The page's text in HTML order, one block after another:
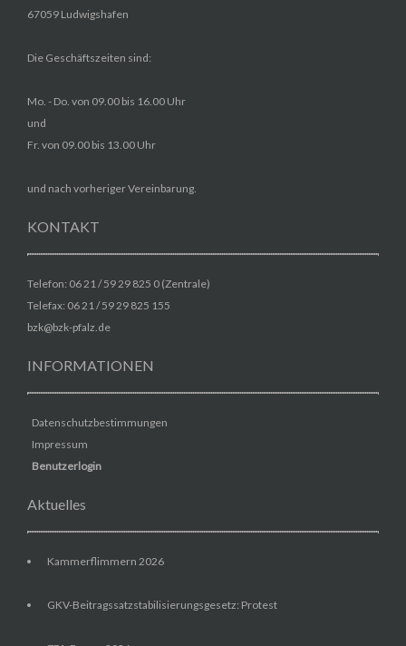
67059 Ludwigshafen
Die Geschäftszeiten sind:
Mo. - Do. von 09.00 bis 16.00 Uhr
und
Fr. von 09.00 bis 13.00 Uhr
und nach vorheriger Vereinbarung.
KONTAKT
Telefon: 06 21 / 59 29 825 0 (Zentrale)
Telefax: 06 21 / 59 29 825 155
bzk@bzk-pfalz.de
INFORMATIONEN
Datenschutzbestimmungen
Impressum
Benutzerlogin
Aktuelles
Kammerflimmern 2026
GKV-Beitragssatzstabilisierungsgesetz: Protest